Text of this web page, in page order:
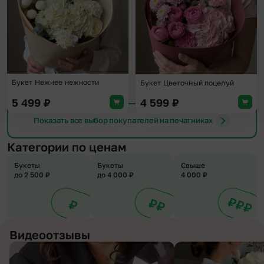
Букет Нежнее нежности
5 499 ₽
Букет Цветочный поцелуй
4 599 ₽
Показать все выбор покупателей на печатниках
Категории по ценам
Букеты
до 2 500 ₽
Букеты
до 4 000 ₽
Свыше
4 000 ₽
Видеоотзывы